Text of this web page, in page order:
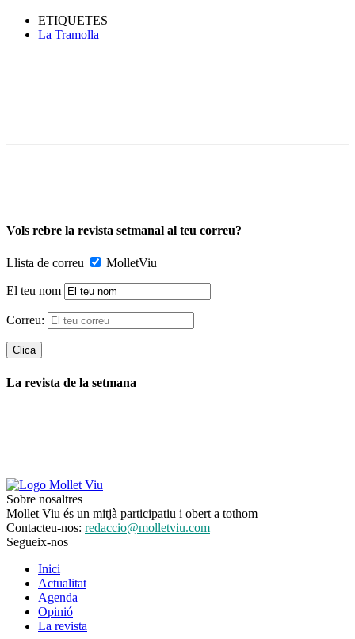
ETIQUETES
La Tramolla
Vols rebre la revista setmanal al teu correu?
Llista de correu MolletViu
El teu nom
Correu:
La revista de la setmana
Sobre nosaltres
Mollet Viu és un mitjà participatiu i obert a tothom
Contacteu-nos: redaccio@molletviu.com
Segueix-nos
Inici
Actualitat
Agenda
Opinió
La revista